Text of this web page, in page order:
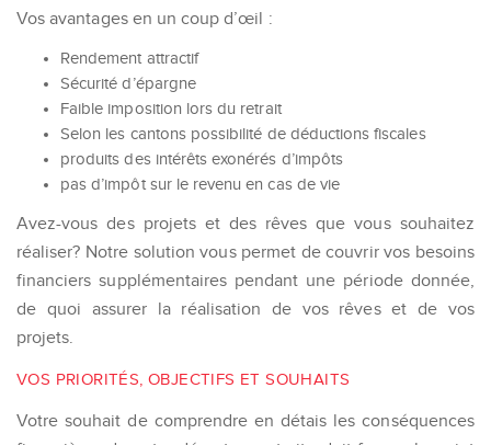
Vos avantages en un coup d’œil :
Rendement attractif
Sécurité d’épargne
Faible imposition lors du retrait
Selon les cantons possibilité de déductions fiscales
produits des intérêts exonérés d’impôts
pas d’impôt sur le revenu en cas de vie
Avez-vous des projets et des rêves que vous souhaitez
réaliser? Notre solution vous permet de couvrir vos besoins
financiers supplémentaires pendant une période donnée,
de quoi assurer la réalisation de vos rêves et de vos
projets.
VOS PRIORITÉS, OBJECTIFS ET SOUHAITS
Votre souhait de comprendre en détais les conséquences